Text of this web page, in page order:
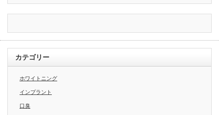
カテゴリー
ホワイトニング
インプラント
口臭